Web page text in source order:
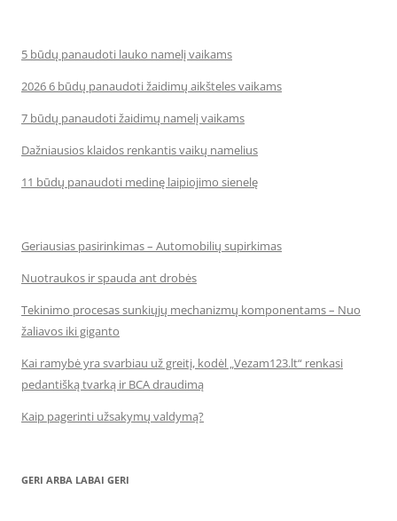
5 būdų panaudoti lauko namelį vaikams
2026 6 būdų panaudoti žaidimų aikšteles vaikams
7 būdų panaudoti žaidimų namelį vaikams
Dažniausios klaidos renkantis vaikų namelius
11 būdų panaudoti medinę laipiojimo sienelę
Geriausias pasirinkimas – Automobilių supirkimas
Nuotraukos ir spauda ant drobės
Tekinimo procesas sunkiųjų mechanizmų komponentams – Nuo
žaliavos iki giganto
Kai ramybė yra svarbiau už greitį, kodėl „Vezam123.lt“ renkasi
pedantišką tvarką ir BCA draudimą
Kaip pagerinti užsakymų valdymą?
GERI ARBA LABAI GERI